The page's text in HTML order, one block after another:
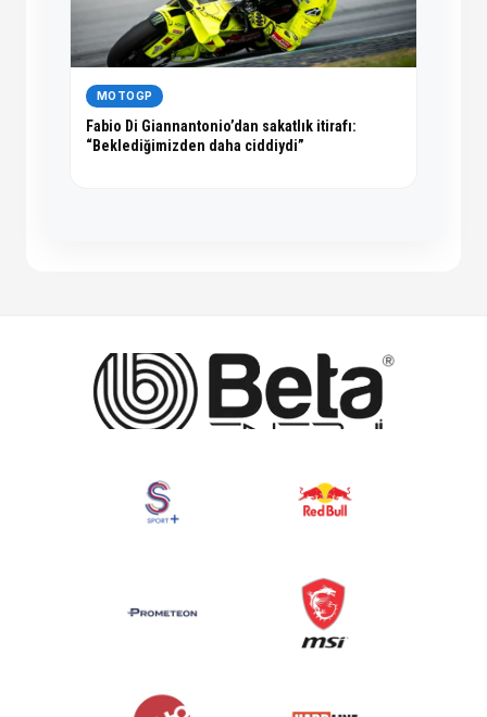
MOTOGP
Fabio Di Giannantonio’dan sakatlık itirafı:
“Beklediğimizden daha ciddiydi”